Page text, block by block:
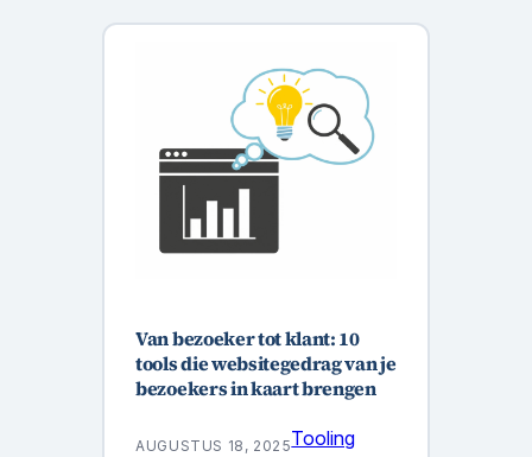
Van bezoeker tot klant: 10
tools die websitegedrag van je
bezoekers in kaart brengen
AUGUSTUS 18, 2025Tooling